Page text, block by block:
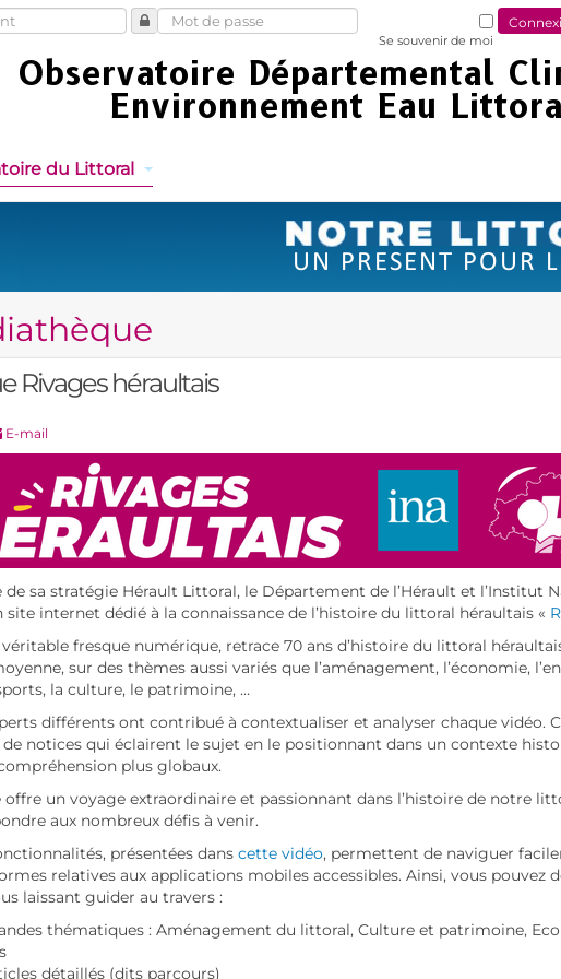
Se souvenir de moi
du Littoral
Rivages héraultais
E-mail
de sa stratégie Hérault Littoral, le Département de l’Hérault et l’Institut
internet dédié à la connaissance de l’histoire du littoral héraultais «
fresque numérique, retrace 70 ans d’histoire du littoral
sur des thèmes aussi variés que l’aménagement, l’économie,
la culture, le patrimoine, …
différents ont contribué à contextualiser et analyser chaque vidéo.
notices qui éclairent le sujet en le positionnant dans un contexte
plus globaux.
offre un voyage extraordinaire et passionnant dans l’histoire de notre
aux nombreux défis à venir.
présentées dans cette vidéo, permettent de naviguer
relatives aux applications mobiles accessibles. Ainsi, vous pouvez
laissant guider au travers :
thématiques : Aménagement du littoral, Culture et patrimoine,
détaillés (dits parcours)